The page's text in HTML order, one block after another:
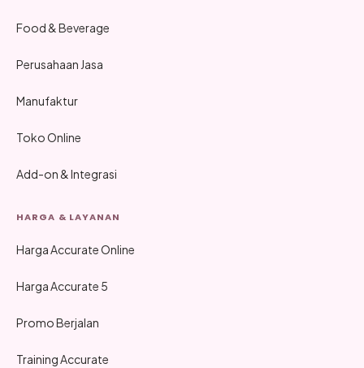
Food & Beverage
Perusahaan Jasa
Manufaktur
Toko Online
Add-on & Integrasi
HARGA & LAYANAN
Harga Accurate Online
Harga Accurate 5
Promo Berjalan
Training Accurate